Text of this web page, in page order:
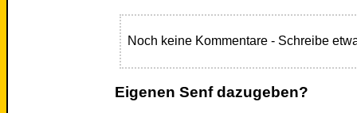
Noch keine Kommentare - Schreibe
Eigenen Senf dazugeben?